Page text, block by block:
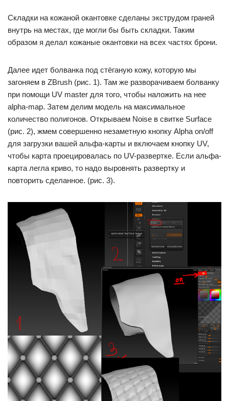
Складки на кожаной окантовке сделаны экструдом граней
внутрь на местах, где могли бы быть складки. Таким
образом я делал кожаные окантовки на всех частях брони.
Далее идет болванка под стёганую кожу, которую мы
загоняем в ZBrush (рис. 1). Там же разворачиваем болванку
при помощи UV master для того, чтобы наложить на нее
аlpha-map. Затем делим модель на максимальное
количество полигонов. Открываем Noise в свитке Surface
(рис. 2), жмем совершенно незаметную кнопку Аlpha on/off
для загрузки вашей альфа-карты и включаем кнопку UV,
чтобы карта проецировалась по UV-развертке. Если альфа-
карта легла криво, то надо выровнять развертку и
повторить сделанное. (рис. 3).